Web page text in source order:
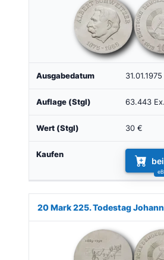
31.01.1975
63.443 Ex.
30 €
20 Mark 225. Todestag